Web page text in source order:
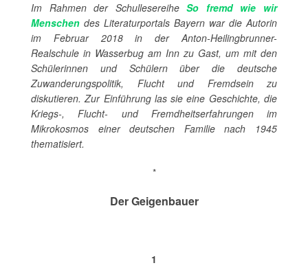
Im Rahmen der SchullesereiheSo fremd wie wir
Menschen des Literaturportals Bayern war die Autorin
im Februar 2018 in der Anton-Heilingbrunner-
Realschule in Wasserbug am Inn zu Gast, um mit den
Schülerinnen und Schülern über die deutsche
Zuwanderungspolitik, Flucht und Fremdsein zu
diskutieren. Zur Einführung las sie eine Geschichte, die
Kriegs-, Flucht- und Fremdheitserfahrungen im
Mikrokosmos einer deutschen Familie nach 1945
thematisiert.
*
Der Geigenbauer
1